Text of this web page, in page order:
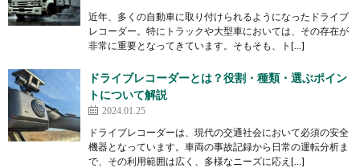
近年、多くの自動車に取り付けられるようになったドライブ
レコーダー。特にトラックや大型車においては、その存在が
非常に重要となってきています。そもそも、ト[…]
ドライブレコーダーとは？役割・種類・選ぶポイン
トについて解説
2024.01.25
ドライブレコーダーは、現代の交通社会において必須の安全
機器となっています。車両の事故記録から日常の運転分析ま
で、その利用範囲は広く、多様なニーズに応え[…]